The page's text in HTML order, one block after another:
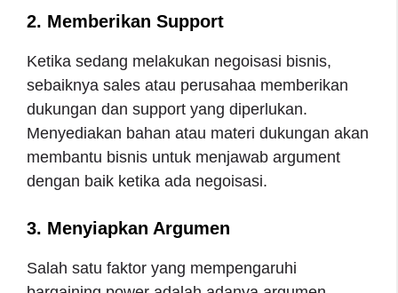
2. Memberikan Support
Ketika sedang melakukan negoisasi bisnis,
sebaiknya sales atau perusahaa memberikan
dukungan dan support yang diperlukan.
Menyediakan bahan atau materi dukungan akan
membantu bisnis untuk menjawab argument
dengan baik ketika ada negoisasi.
3. Menyiapkan Argumen
Salah satu faktor yang mempengaruhi